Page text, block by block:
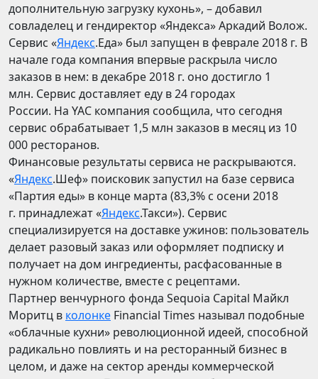
дополнительную загрузку кухонь», – добавил
совладелец и гендиректор «Яндекса» Аркадий Волож.
Сервис «Яндекс.Еда» был запущен в феврале 2018 г. В
начале года компания впервые раскрыла число
заказов в нем: в декабре 2018 г. оно достигло 1
млн. Сервис доставляет еду в 24 городах
России. На YAC компания сообщила, что сегодня
сервис обрабатывает 1,5 млн заказов в месяц из 10
000 ресторанов.
Финансовые результаты сервиса не раскрываются.
«Яндекс.Шеф» поисковик запустил на базе сервиса
«Партия еды» в конце марта (83,3% с осени 2018
г. принадлежат «Яндекс.Такси»). Сервис
специализируется на доставке ужинов: пользователь
делает разовый заказ или оформляет подписку и
получает на дом ингредиенты, расфасованные в
нужном количестве, вместе с рецептами.
Партнер венчурного фонда Sequoia Capital Майкл
Моритц в колонке Financial Times называл подобные
«облачные кухни» революционной идеей, способной
радикально повлиять и на ресторанный бизнес в
целом, и даже на сектор аренды коммерческой